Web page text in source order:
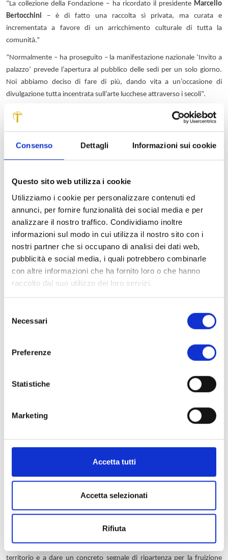
Consenso Dettagli Informazioni sui cookie
Questo sito web utilizza i cookie
Utilizziamo i cookie per personalizzare contenuti ed
annunci, per fornire funzionalità dei social media e per
analizzare il nostro traffico. Condividiamo inoltre
informazioni sul modo in cui utilizza il nostro sito con i
nostri partner che si occupano di analisi dei dati web,
pubblicità e social media, i quali potrebbero combinarle
con altre informazioni che ha fornito loro o che hanno
raccolto dal suo utilizzo dei loro servizi.
delNecessari
Preferenze
Statistiche
Marketing
Accetta tutti
Accetta selezionati
Rifiuta
“La collezione della Fondazione – ha ricordato il presidente Marcello
Bertocchini – è di fatto una raccolta sì privata, ma curata e
incrementata a favore di un arricchimento culturale di tutta la
comunità.”
“Normalmente – ha proseguito – la manifestazione nazionale ‘Invito a
palazzo’ prevede l’apertura al pubblico delle sedi per un solo giorno.
Noi abbiamo deciso di fare di più, dando vita a un’occasione di
divulgazione tutta incentrata sull’arte lucchese attraverso i secoli”.
La mostra, che presenta solo alcune delle opere di proprietà della
Fondazione, propone una suddivisione tematica in un contesto
accede direttamente da via Elisa sul fianco della Chiesa. Un luogo mai
adoperato prima, al piano terra e di facile accesso.
LE OPERE
Si tratta di un vero viaggio attraverso i secoli. Abbiamo infatti tre
splendidi ritratti, realizzati daGirolamo Scaglia, Pompeo Batoni
de Servi, opere di soggetto religioso come la ‘vivace’
MaddalenadiAntonio Franchie l’intensa Giudittaancora di Girolamo
Scaglia, fino alla recentissima acquisizione di due Cupididel Paolini,
nitidi e intriganti. Poi ancoraStefano Tofanelli e un’altra opera del De
Servi, ma soprattutto ci sono loro: i Santi Levìti
due ultime acquisizioni in ordine di tempo, che vanno ad arricchire la
Vincenzo di Bertone Civitali
nipote del più famoso
, ‘rappresentato’ nella mostra dalla sua
Sarebbe più corretto dire che le due opere ‘ritornano’, poiché queste
certezza a questo autore e la loro storia, ampiamente illustrata
nell’allestimento dell’esposizione, fornisce l’occasione per raccontare
vicende decisamente interessanti su una delle chiese più antiche di
attualmente nella Chiesa di San Franceschetto, la mostra si propone
come secondo polo di un circuito artistico volto a valorizzare l’arte del
territorio e a dare un concreto segnale di ripartenza per la fruizione